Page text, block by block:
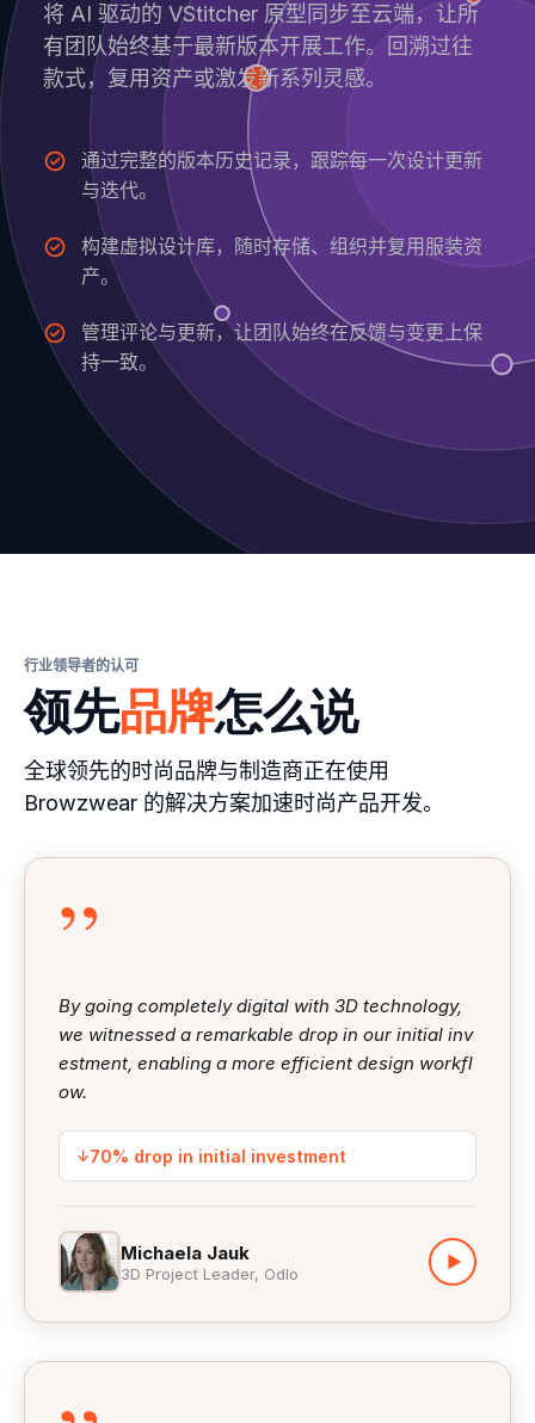
将 AI 驱动的 VStitcher 原型同步至云端，让所
有团队始终基于最新版本开展工作。回溯过往
款式，复用资产或激发新系列灵感。
通过完整的版本历史记录，跟踪每一次设计更新
与迭代。
构建虚拟设计库，随时存储、组织并复用服装资
产。
管理评论与更新，让团队始终在反馈与变更上保
持一致。
行业领导者的认可
领先品牌怎么说
全球领先的时尚品牌与制造商正在使用
Browzwear 的解决方案加速时尚产品开发。
”
By going completely digital with 3D technology,
we witnessed a remarkable drop in our initial inv
estment, enabling a more efficient design workfl
ow.
↓70% drop in initial investment
Michaela Jauk
3D Project Leader, Odlo
▶